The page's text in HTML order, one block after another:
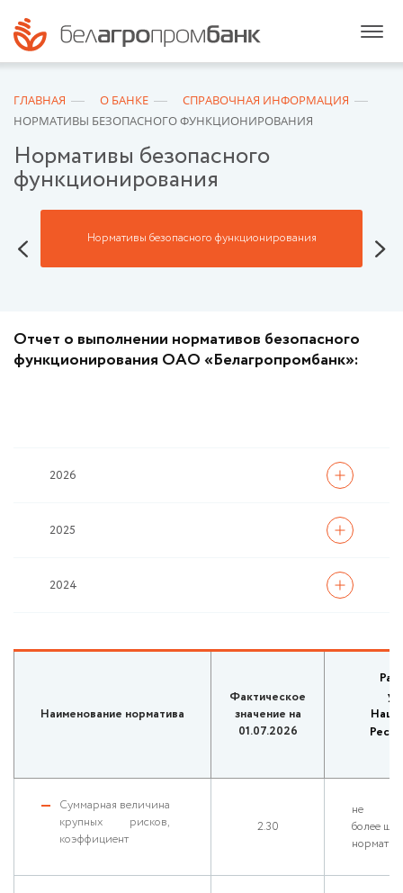
ГЛАВНАЯ О БАНКЕ
СПРАВОЧНАЯ ИНФОРМАЦИЯ
НОРМАТИВЫ БЕЗОПАСНОГО ФУНКЦИОНИРОВАНИЯ
Нормативы безопасного
функционирования
Нормативы безопасного функционирования
Отчет о выполнении нормативов безопасного
функционирования ОАО «Белагропромбанк»:
Наименование норматива
Фактическое
значение на
01.07.2026
Суммарная величина
крупных рисков,
коэффициент
2.30
не
более
2026
2025
2024